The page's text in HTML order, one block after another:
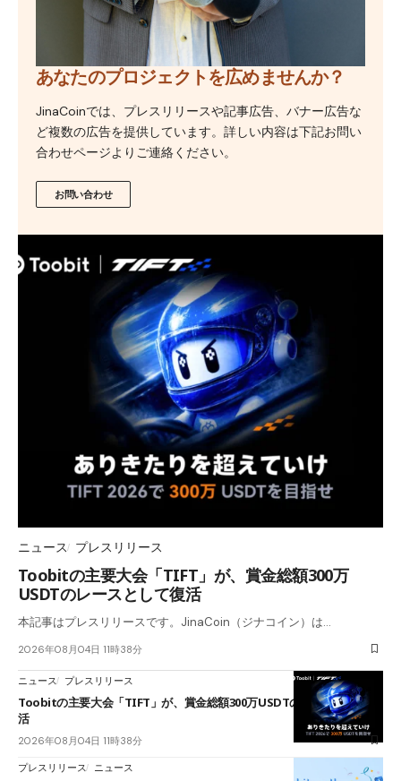
あなたのプロジェクトを広めませんか？
JinaCoinでは、プレスリリースや記事広告、バナー広告な
ど複数の広告を提供しています。詳しい内容は下記お問い
合わせページよりご連絡ください。
お問い合わせ
ニュース プレスリリース
Toobitの主要大会「TIFT」が、賞金総額300万
USDTのレースとして復活
本記事はプレスリリースです。JinaCoin（ジナコイン）は…
2026年08月04日 11時38分
ニュース プレスリリース
Toobitの主要大会「TIFT」が、賞金総額300万USDTのレースとして復
活
2026年08月04日 11時38分
プレスリリース ニュース